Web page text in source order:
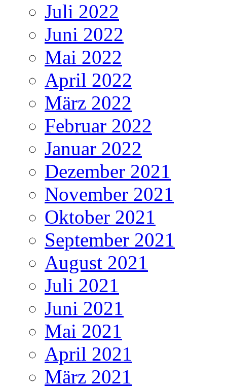
Juli 2022
Juni 2022
Mai 2022
April 2022
März 2022
Februar 2022
Januar 2022
Dezember 2021
November 2021
Oktober 2021
September 2021
August 2021
Juli 2021
Juni 2021
Mai 2021
April 2021
März 2021